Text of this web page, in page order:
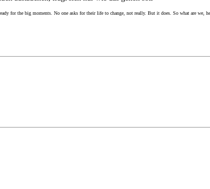
for the big moments. No one asks for their life to change, not really. But it does. So what are we,